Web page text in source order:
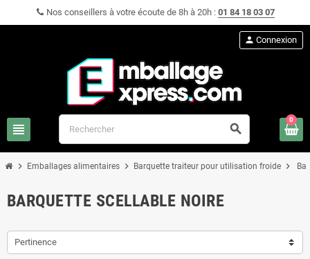
Nos conseillers à votre écoute de 8h à 20h : 01 84 18 03 07
view_headline search
person Connexion
0
chevron_right Emballages alimentaires chevron_right Barquette traiteur pour utilisation froide chevron_right
BARQUETTE SCELLABLE NOIRE
Pertinence